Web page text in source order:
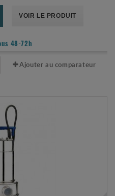
VOIR LE PRODUIT
48-72h
Ajouter au comparateur